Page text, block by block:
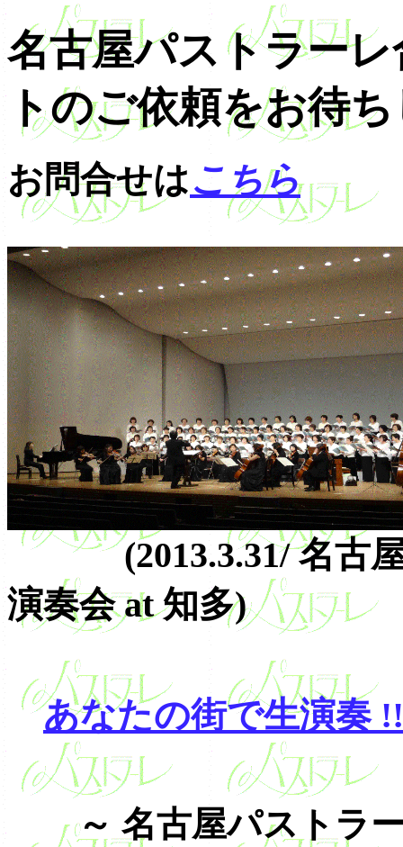
名古屋パストラー
トのご依頼をお待
お問合せはこちら
(2013.3.31/ 名古屋
演奏会 at 知多)
あなたの街で生演
～ 名古屋パストラ